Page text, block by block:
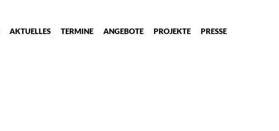
AKTUELLES TERMINE ANGEBOTE PROJEKTE PRESSE